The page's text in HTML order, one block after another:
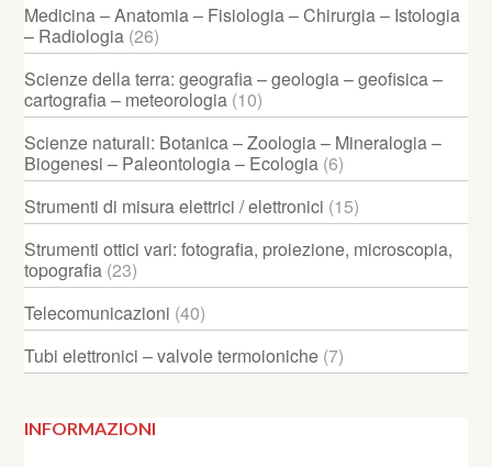
Medicina – Anatomia – Fisiologia – Chirurgia – Istologia
– Radiologia (26)
Scienze della terra: geografia – geologia – geofisica –
cartografia – meteorologia (10)
Scienze naturali: Botanica – Zoologia – Mineralogia –
Biogenesi – Paleontologia – Ecologia (6)
Strumenti di misura elettrici / elettronici (15)
Strumenti ottici vari: fotografia, proiezione, microscopia,
topografia (23)
Telecomunicazioni (40)
Tubi elettronici – valvole termoioniche (7)
INFORMAZIONI